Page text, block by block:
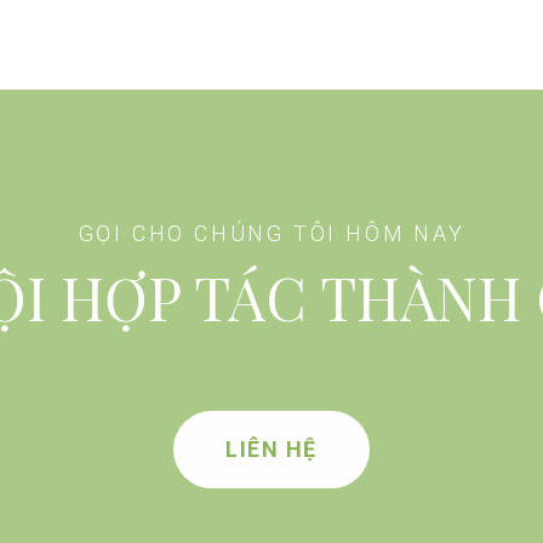
GỌI CHO CHÚNG TÔI HÔM NAY
HỢP TÁC THÀNH
LIÊN HỆ